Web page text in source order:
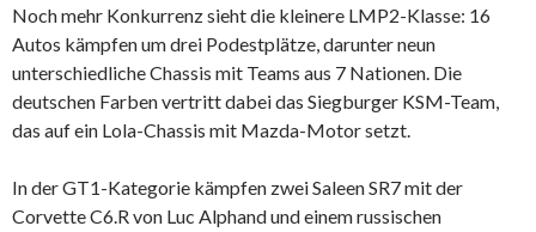
Noch mehr Konkurrenz sieht die kleinere LMP2-Klasse: 16
Autos kämpfen um drei Podestplätze, darunter neun
unterschiedliche Chassis mit Teams aus 7 Nationen. Die
deutschen Farben vertritt dabei das Siegburger KSM-Team,
das auf ein Lola-Chassis mit Mazda-Motor setzt.
In der GT1-Kategorie kämpfen zwei Saleen SR7 mit der
Corvette C6.R von Luc Alphand und einem russischen